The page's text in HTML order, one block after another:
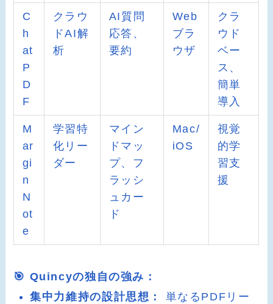
C
h
at
P
D
F
クラウ
ドAI解
析
AI質問
応答、
要約
Web
ブラ
ウザ
クラ
ウド
ベー
ス、
簡単
導入
M
ar
gi
n
N
ot
e
学習特
化リー
ダー
マイン
ドマッ
プ、フ
ラッシ
ュカー
ド
Mac/
iOS
視覚
的学
習支
援
🎯 Quincyの独自の強み：
集中力維持の設計思想：
単なるPDFリー